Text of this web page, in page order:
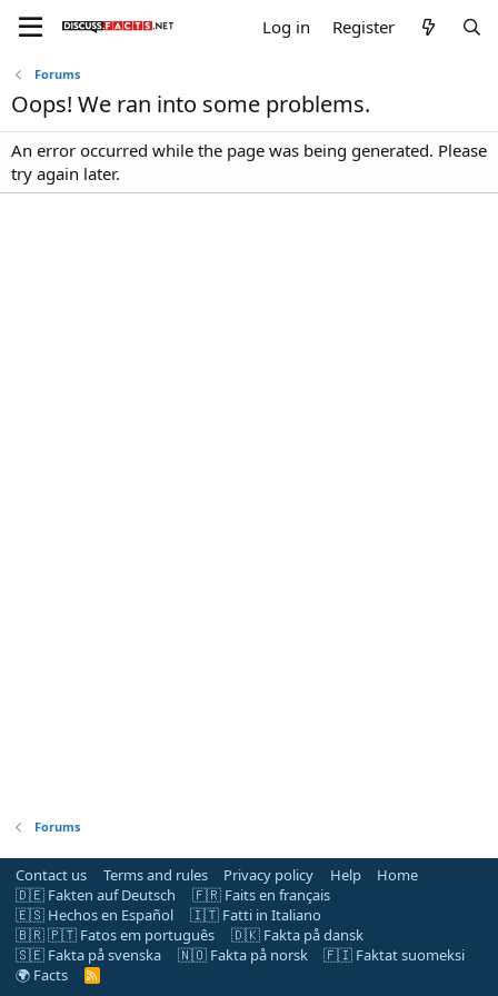
Log in Register
Forums
Oops! We ran into some problems.
An error occurred while the page was being generated. Please
try again later.
Forums
Contact us Terms and rules Privacy policy Help
Home
🇩🇪 Fakten auf Deutsch
🇫🇷 Faits en français
🇪🇸 Hechos en Español
🇮🇹 Fatti in Italiano
🇧🇷 🇵🇹 Fatos em português
🇩🇰 Fakta på dansk
🇸🇪 Fakta på svenska
🇳🇴 Fakta på norsk
🇫🇮 Faktat suomeksi
🌍 Facts
R